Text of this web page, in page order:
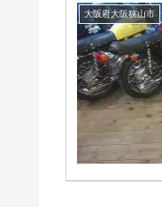
大阪府大阪狭山市